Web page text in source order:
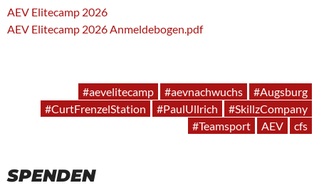
AEV Elitecamp 2026
AEV Elitecamp 2026 Anmeldebogen.pdf
#aevelitecamp #aevnachwuchs
#Augsburg
#CurtFrenzelStation
#PaulUllrich
#SkillzCompany
#Teamsport
AEV cfs
SPENDEN